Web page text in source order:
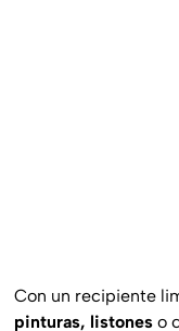
Con un recipiente
pinturas, listones o